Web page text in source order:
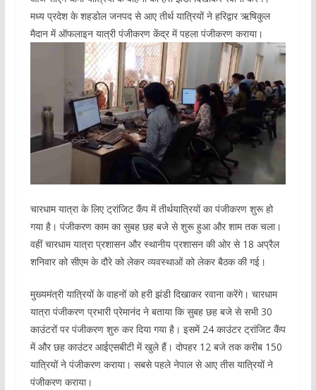
मध्य प्रदेश के शहडोल जनपद से आए तीर्थ यात्रियों ने हरिद्वार ऋषिकुल
मैदान में ऑफलाइन यात्री पंजीकरण केंद्र में पहला पंजीकरण कराया।
चारधाम यात्रा के लिए ट्रांजिट कैंप में तीर्थयात्रियों का पंजीकरण शुरू हो
गया है। पंजीकरण काम का सुबह छह बजे से शुरू हुआ और शाम तक चला।
वहीं चारधाम यात्रा प्रशासन और स्थानीय प्रशासन की ओर से 18 अप्रैल
शनिवार को सीएम के दौरे को लेकर व्यवस्थाओं को लेकर बैठक की गई।
मुख्यमंत्री यात्रियों के वाहनों को हरी झंडी दिखाकर रवाना करेंगे। चारधाम
यात्रा पंजीकरण प्रभारी प्रेमानंद ने बताया कि सुबह छह बजे से सभी 30
काउंटरों पर पंजीकरण शुरु कर दिया गया है। इसमें 24 काउंटर ट्रांजिट कैंप
में और छह काउंटर आईएसबीटी में खुले हैं। दोपहर 12 बजे तक करीब 150
यात्रियों ने पंजीकरण कराया। सबसे पहले नेपाल से आए तीस यात्रियों ने
पंजीकरण कराया।